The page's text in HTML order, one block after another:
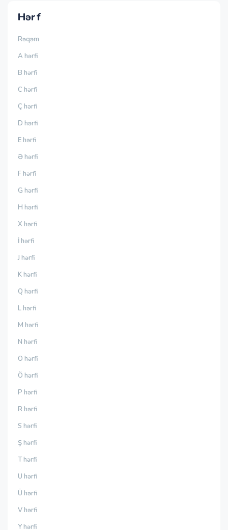
Hərf
Rəqəm
A hərfi
B hərfi
C hərfi
Ç hərfi
D hərfi
E hərfi
Ə hərfi
F hərfi
G hərfi
H hərfi
X hərfi
İ hərfi
J hərfi
K hərfi
Q hərfi
L hərfi
M hərfi
N hərfi
O hərfi
Ö hərfi
P hərfi
R hərfi
S hərfi
Ş hərfi
T hərfi
U hərfi
Ü hərfi
V hərfi
Y hərfi